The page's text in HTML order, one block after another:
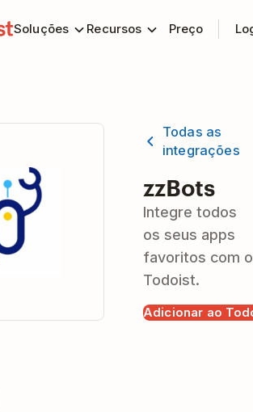
Soluções Recursos Preço
Todas as
integrações
zzBots
Integre todos
os seus apps
favoritos com o
Todoist.
Adicionar ao